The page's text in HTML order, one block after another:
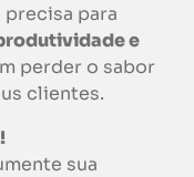
para
e
perder o sabor
clientes.
sua